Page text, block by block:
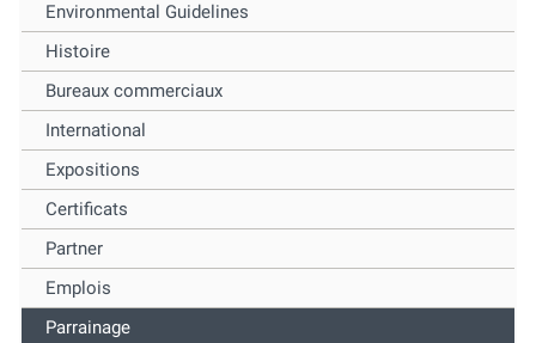
Environmental Guidelines
Histoire
Bureaux commerciaux
International
Expositions
Certificats
Partner
Emplois
Parrainage